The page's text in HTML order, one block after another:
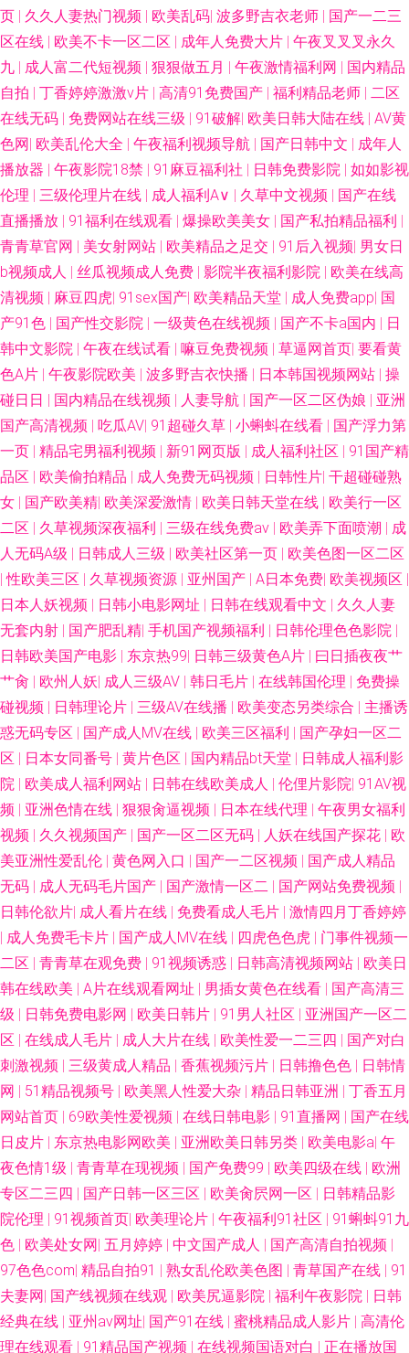
虎麻豆蜜豆 91玩在线视频网站 九一综合色 少妇无码一区日韩 91国产精品在
久视频 91九色蝌蚪绿帽人妻 成人网入口 毛片网站麻豆一二三区 性无码97
91线上 美女黄久久 91国产制服 91美女泡 九一处女网 亚洲色情天堂 91熟女
色 精品四虎不卡 深爱激情五月婷婷 91黑丝成人视频 肏屄一区 美女肏屄韩国
91男人视频 极品美女射 影音先锋AV资源网站 91制片国产精品 九草在线 天
美mv天美 91九色蝌蚪成人国产 东方四虎影 日本阿V电影在线 91微拍网 久久
日韩人妻丝袜一区 先锋影音偷拍 A级片男人天堂 乱子伦国产精品 国产免费
久久视频 色悠悠亚洲综合 91软件网战试看 乱色导航 91超碰综合 大香蕉伊人
91色网 欧美精品瑟瑟 影音先锋色AV资源网 趁人福利在线 蜜芽极品视觉盛宴
网站 久久宜春院 性催残变态bdsm 91素人网 国内日本韩国欧美91 色呦呦官
方网站 a级网站在线观看 第一福利区导航 91入口17 久久草午夜福利视频 亚
洲综合国产婷婷基地 97伦理影院 欧美欧美曰 91TV网站 黑丝巨乳 亚洲色情
影视在线观看 97人人色 人人操国产精品 91深夜福利视频 国女不卡 少妇导航
线免费视频 91prom 免费成人福利 91色漫网页版入口 91美女视频在线播放
东方成人AV在线观看 91免费WWW 91资源网在线视频 人妖伪娘重口一区 91
少妇啪啪婷婷超碰 日韩精品aV无码 久久伊人狠狠草 91精品做爱视频 国产黄
a三级三级三级 深夜老湿机 91视频入口 加勒比性爱资源 午夜天堂精品久久
91在线官网观看 久久超伊人超 一区二卡三卡中日 av导航网第一福利 伊人色
爱影院 国产电影免费观看 午夜se影院 91熊猫传媒 欧美黄色A片导航 91青草
在线观看 欧美性爱视讯一区 91极品在线 精品日韩网
页 | 久久人妻热门视频 | 欧美乱码| 波多野吉衣老师 | 国产一二三
区在线 | 欧美不卡一区二区 | 成年人免费大片 | 午夜叉叉叉永久
九 | 成人富二代短视频 | 狠狠做五月 | 午夜激情福利网 | 国内精品
自拍 | 丁香婷婷激激v片 | 高清91免费国产 | 福利精品老师 | 二区
在线无码 | 免费网站在线三级 | 91破解| 欧美日韩大陆在线 | AV黄
色网| 欧美乱伦大全 | 午夜福利视频导航 | 国产日韩中文 | 成年人
播放器 | 午夜影院18禁 | 91麻豆福利社 | 日韩免费影院 | 如如影视
伦理 | 三级伦理片在线 | 成人福利A∨ | 久草中文视频 | 国产在线
直播播放 | 91福利在线观看 | 爆操欧美美女 | 国产私拍精品福利 |
青青草官网 | 美女射网站 | 欧美精品之足交 | 91后入视频| 男女日
b视频成人 | 丝瓜视频成人免费 | 影院半夜福利影院 | 欧美在线高
清视频 | 麻豆四虎| 91sex国产| 欧美精品天堂 | 成人免费app| 国
产91色 | 国产性交影院 | 一级黄色在线视频 | 国产不卡a国内 | 日
韩中文影院 | 午夜在线试看 | 嘛豆免费视频 | 草逼网首页| 要看黄
色A片 | 午夜影院欧美 | 波多野吉衣快播 | 日本韩国视频网站 | 操
碰日日 | 国内精品在线视频 | 人妻导航 | 国产一区二区伪娘 | 亚洲
国产高清视频 | 吃瓜AV| 91超碰久草 | 小蝌蚪在线看 | 国产浮力第
一页 | 精品宅男福利视频 | 新91网页版 | 成人福利社区 | 91国产精
品区 | 欧美偷拍精品 | 成人免费无码视频 | 日韩性片| 干超碰碰熟
女 | 国产欧美精| 欧美深爱激情 | 欧美日韩天堂在线 | 欧美行一区
二区 | 久草视频深夜福利 | 三级在线免费av | 欧美弄下面喷潮 | 成
人无码A级 | 日韩成人三级 | 欧美社区第一页 | 欧美色图一区二区
|性欧美三区 | 久草视频资源 | 亚州国产 | A日本免费| 欧美视频区 |
日本人妖视频 | 日韩小电影网址 | 日韩在线观看中文 | 久久人妻
无套内射 | 国产肥乱精| 手机国产视频福利 | 日韩伦理色色影院 |
日韩欧美国产电影 | 东京热99| 日韩三级黄色A片 | 曰日插夜夜艹
艹肏 | 欧州人妖| 成人三级AV | 韩日毛片 | 在线韩国伦理 | 免费操
碰视频 | 日韩理论片 | 三级AV在线播 | 欧美变态另类综合 | 主播诱
惑无码专区 | 国产成人MV在线 | 欧美三区福利 | 国产孕妇一区二
区 | 日本女同番号 | 黄片色区 | 国内精品bt天堂 | 日韩成人福利影
院 | 欧美成人福利网站 | 日韩在线欧美成人 | 伦俚片影院| 91AV视
频 | 亚洲色情在线 | 狠狠肏逼视频 | 日本在线代理 | 午夜男女福利
视频 | 久久视频国产 | 国产一区二区无码 | 人妖在线国产探花 | 欧
美亚洲性爱乱伦 | 黄色网入口 | 国产一二区视频 | 国产成人精品
无码 | 成人无码毛片国产 | 国产激情一区二 | 国产网站免费视频 |
日韩伦欲片| 成人看片在线 | 免费看成人毛片 | 激情四月丁香婷婷
| 成人免费毛卡片 | 国产成人MV在线 | 四虎色色虎 | 门事件视频一
二区 | 青青草在观免费 | 91视频诱惑 | 日韩高清视频网站 | 欧美日
韩在线欧美 | A片在线观看网址 | 男插女黄色在线看 | 国产高清三
级 | 日韩免费电影网 | 欧美日韩片 | 91男人社区 | 亚洲国产一区二
区 | 在线成人毛片 | 成人大片在线 | 欧美性爱一二三四 | 国产对白
刺激视频 | 三级黄成人精品 | 香蕉视频污片 | 日韩撸色色 | 日韩情
网 | 51精品视频号 | 欧美黑人性爱大杂 | 精品日韩亚洲 | 丁香五月
网站首页 | 69欧美性爱视频 | 在线日韩电影 | 91直播网 | 国产在线
日皮片 | 东京热电影网欧美 | 亚洲欧美日韩另类 | 欧美电影a| 午
夜色情1级 | 青青草在现视频 | 国产免费99 | 欧美四级在线 | 欧洲
专区二三四 | 国产日韩一区三区 | 欧美肏屄网一区 | 日韩精品影
院伦理 | 91视频首页| 欧美理论片 | 午夜福利91社区 | 91蝌蚪91九
色 | 欧美处女网| 五月婷婷 | 中文国产成人 | 国产高清自拍视频 |
97色色com| 精品自拍91 | 熟女乱伦欧美色图 | 青草国产在线 | 91
夫妻网| 国产线视频在线观 | 欧美尻逼影院 | 福利午夜影院 | 日韩
经典在线 | 亚州av网址| 国产91在线 | 蜜桃精品成人影片 | 高清伦
理在线观看 | 91精品国产视频 | 在线视频国语对白 | 正在播放国